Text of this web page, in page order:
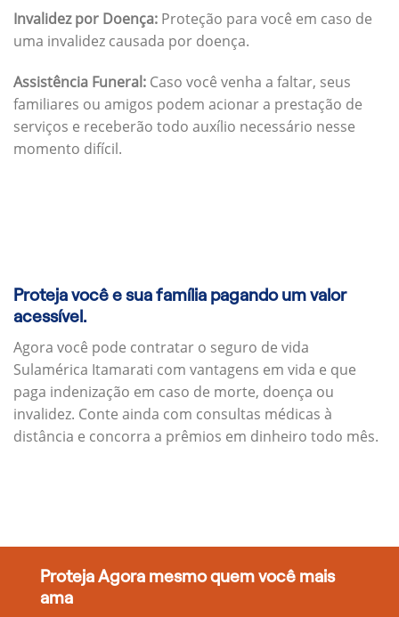
Invalidez por Doença: Proteção para você em caso de
uma invalidez causada por doença.
Assistência Funeral: Caso você venha a faltar, seus
familiares ou amigos podem acionar a prestação de
serviços e receberão todo auxílio necessário nesse
momento difícil.
Proteja você e sua família pagando um valor
acessível.
Agora você pode contratar o seguro de vida
Sulamérica Itamarati com vantagens em vida e que
paga indenização em caso de morte, doença ou
invalidez. Conte ainda com consultas médicas à
distância e concorra a prêmios em dinheiro todo mês.
Proteja Agora mesmo quem você mais
ama